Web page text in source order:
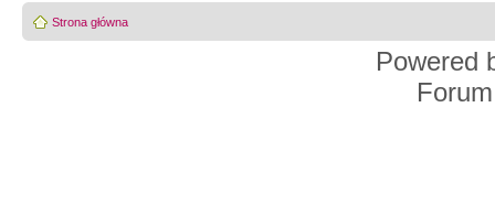
Strona główna
Powered